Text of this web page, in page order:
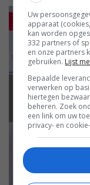
Uw
apparaat
kan worden
332 partners of
en onze partners
gebruiken. Lijst
Bepaalde
verwerken op
hiertegen
beheren. Zoek
een link om uw
privacy- en